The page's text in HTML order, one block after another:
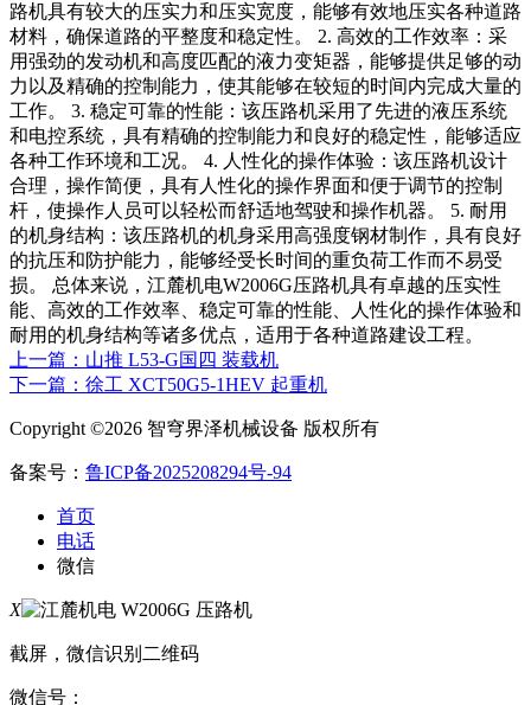
路机具有较大的压实力和压实宽度，能够有效地压实各种道路
材料，确保道路的平整度和稳定性。 2. 高效的工作效率：采
用强劲的发动机和高度匹配的液力变矩器，能够提供足够的动
力以及精确的控制能力，使其能够在较短的时间内完成大量的
工作。 3. 稳定可靠的性能：该压路机采用了先进的液压系统
和电控系统，具有精确的控制能力和良好的稳定性，能够适应
各种工作环境和工况。 4. 人性化的操作体验：该压路机设计
合理，操作简便，具有人性化的操作界面和便于调节的控制
杆，使操作人员可以轻松而舒适地驾驶和操作机器。 5. 耐用
的机身结构：该压路机的机身采用高强度钢材制作，具有良好
的抗压和防护能力，能够经受长时间的重负荷工作而不易受
损。 总体来说，江麓机电W2006G压路机具有卓越的压实性
能、高效的工作效率、稳定可靠的性能、人性化的操作体验和
耐用的机身结构等诸多优点，适用于各种道路建设工程。
上一篇：山推 L53-G国四 装载机
下一篇：徐工 XCT50G5-1HEV 起重机
Copyright ©2026 智穹界泽机械设备 版权所有
备案号： 鲁ICP备2025208294号-94
首页
电话
微信
X
截屏，微信识别二维码
微信号：